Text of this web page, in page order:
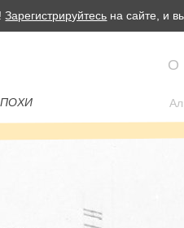
Зарегистрируйтесь на сайте, и
О